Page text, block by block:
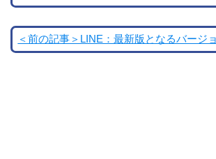
＜前の記事＞LINE：最新版となるバージ